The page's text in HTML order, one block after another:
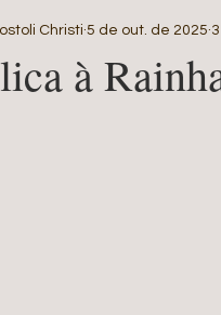
Hora Santa
à
Christi 5 de out. de 2025